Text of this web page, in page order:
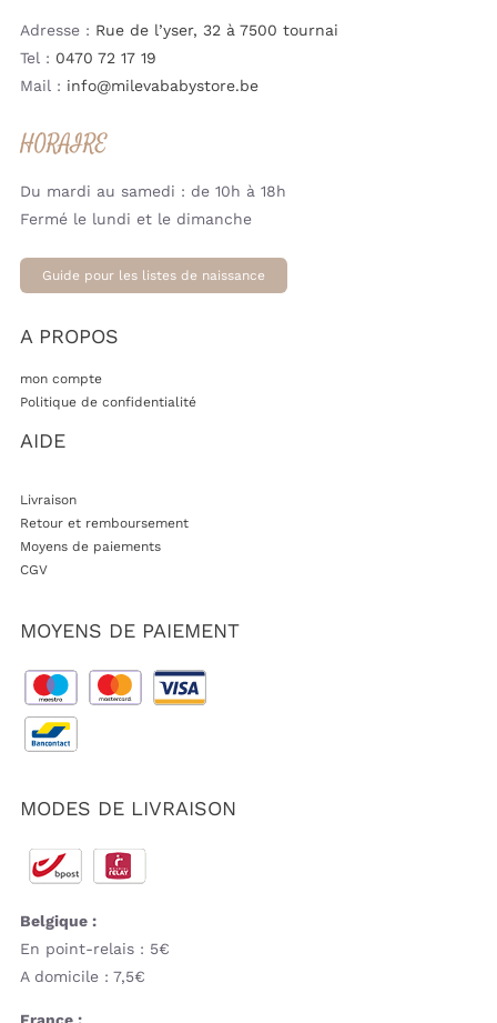
Adresse : Rue de l’yser, 32 à 7500 tournai
Tel : 0470 72 17 19
Mail : info@milevababystore.be
HORAIRE
Du mardi au samedi : de 10h à 18h
Fermé le lundi et le dimanche
Guide pour les listes de naissance
A PROPOS
mon compte
Politique de confidentialité
AIDE
Livraison
Retour et remboursement
Moyens de paiements
CGV
MOYENS DE PAIEMENT
MODES DE LIVRAISON
Belgique :
En point-relais : 5€
A domicile : 7,5€